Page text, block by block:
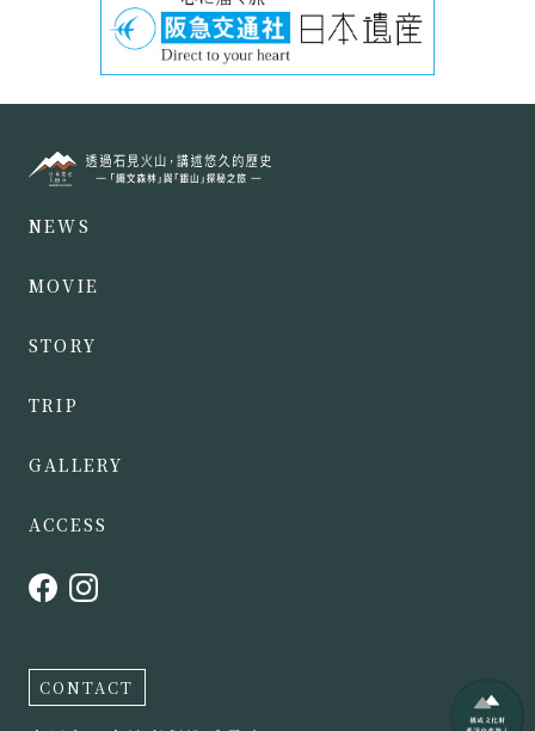
NEWS
MOVIE
STORY
TRIP
GALLERY
ACCESS
CONTACT